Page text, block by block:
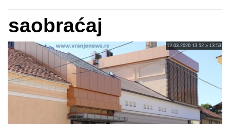
saobraćaj
12.03.2020 13:52 » 13:53